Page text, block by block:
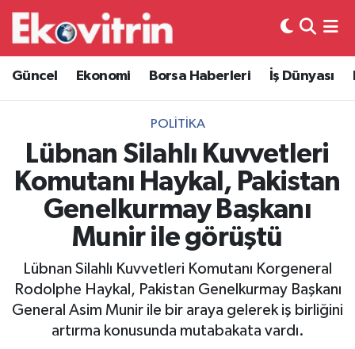
Güncel Ekonomi Borsa Haberleri İş Dünyası
POLITIKA
Lübnan Silahlı Kuvvetleri
Komutanı Haykal, Pakistan
Genelkurmay Başkanı
Munir ile görüştü
Lübnan Silahlı Kuvvetleri Komutanı Korgeneral
Rodolphe Haykal, Pakistan Genelkurmay Başkanı
General Asim Munir ile bir araya gelerek iş birliğini
artırma konusunda mutabakata vardı.
Güncel
Ekonomi
Borsa Haberleri
İş Dünyası
Lojistik
Otovitrin
Asayiş
Hava Durumu
Trafik Durumu
Süper Lig Puan Durumu ve Fikstür
Tüm Manşetler
Son Dakika Haberleri
Haber Arşivi